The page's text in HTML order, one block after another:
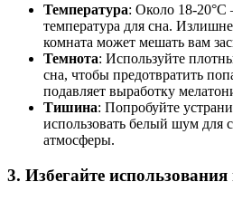
Температура: Около 18-
температура для сна.
комната может мешать вам
Темнота: Используйте
сна, чтобы предотвратить
подавляет выработку
Тишина: Попробуйте
использовать белый шум для
атмосферы.
3. Избегайте